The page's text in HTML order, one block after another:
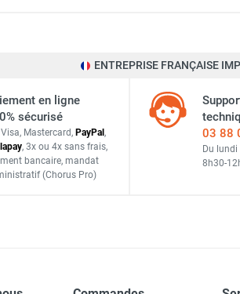
ENTREPRISE FRANÇAISE
en ligne
sécurisé
Visa, Mastercard, PayPal ,
, 3x ou 4x sans frais,
bancaire, mandat
(Chorus Pro)
03 88
Du lundi
8h30-